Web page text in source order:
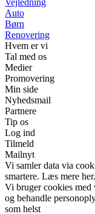
Auto
Børn
Renovering
Hvem er vi
Tal med os
Medier
Promovering
Min side
Nyhedsmail
Partnere
Tip os
Log ind
Tilmeld
Mailnyt
Vi samler data via
smartere. Læs mere her.
Vi bruger cookies med
og behandle
som helst